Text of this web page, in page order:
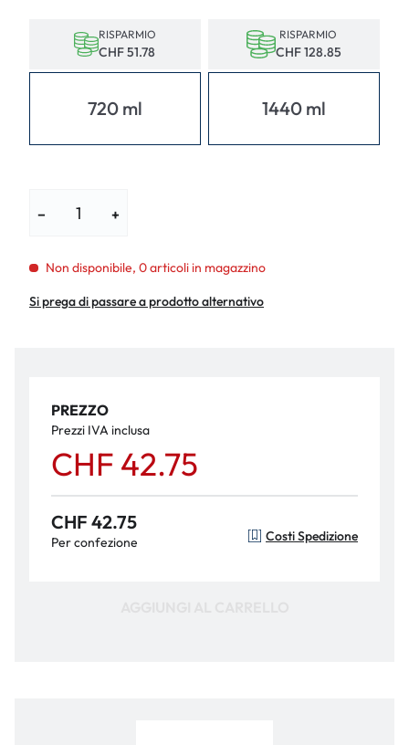
RISPARMIO
CHF 51.78
720 ml
RISPARMIO
CHF 128.85
1440 ml
− +
Non disponibile, 0 articoli in magazzino
Si prega di passare a prodotto alternativo
PREZZO
Prezzi IVA inclusa
CHF 42.75
CHF 42.75
Per confezione Costi Spedizione